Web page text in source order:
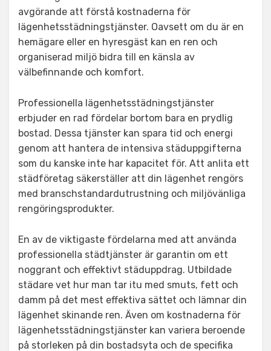
avgörande att förstå kostnaderna för
lägenhetsstädningstjänster. Oavsett om du är en
hemägare eller en hyresgäst kan en ren och
organiserad miljö bidra till en känsla av
välbefinnande och komfort.
Professionella lägenhetsstädningstjänster
erbjuder en rad fördelar bortom bara en prydlig
bostad. Dessa tjänster kan spara tid och energi
genom att hantera de intensiva städuppgifterna
som du kanske inte har kapacitet för. Att anlita ett
städföretag säkerställer att din lägenhet rengörs
med branschstandardutrustning och miljövänliga
rengöringsprodukter.
En av de viktigaste fördelarna med att använda
professionella städtjänster är garantin om ett
noggrant och effektivt städuppdrag. Utbildade
städare vet hur man tar itu med smuts, fett och
damm på det mest effektiva sättet och lämnar din
lägenhet skinande ren. Även om kostnaderna för
lägenhetsstädningstjänster kan variera beroende
på storleken på din bostadsyta och de specifika